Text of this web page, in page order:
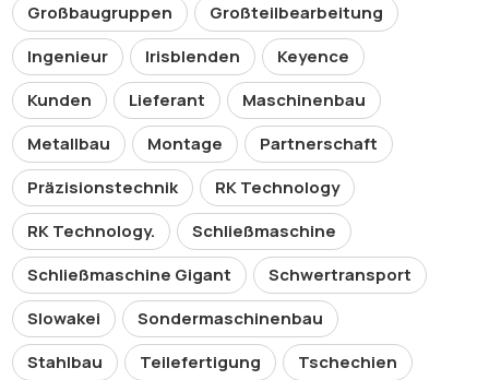
Großbaugruppen
Großteilbearbeitung
Ingenieur
Irisblenden
Keyence
Kunden
Lieferant
Maschinenbau
Metallbau
Montage
Partnerschaft
Präzisionstechnik
RK Technology
RK Technology.
Schließmaschine
Schließmaschine Gigant
Schwertransport
Slowakei
Sondermaschinenbau
Stahlbau
Teilefertigung
Tschechien